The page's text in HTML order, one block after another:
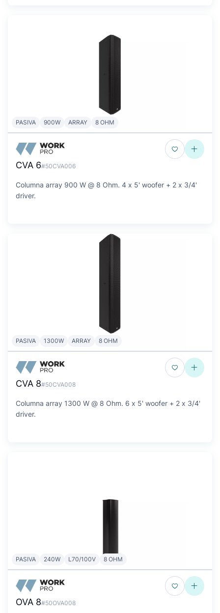
PASIVA 900W ARRAY 8 OHM
CVA 6#50CVA006
Columna array 900 W @ 8 Ohm. 4 x 5' woofer + 2 x 3/4'
driver.
PASIVA 1300W ARRAY 8 OHM
CVA 8#50CVA008
Columna array 1300 W @ 8 Ohm. 6 x 5' woofer + 2 x 3/4'
driver.
PASIVA 240W L70/100V 8 OHM
OVA 8#50OVA008